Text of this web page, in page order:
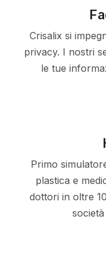
Crisalix si
privacy. I nostri
le tue
Primo
plastica e
dottori in oltre